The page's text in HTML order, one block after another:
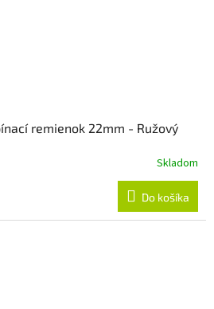
remienok 22mm - Ružový
Skladom
Do košíka